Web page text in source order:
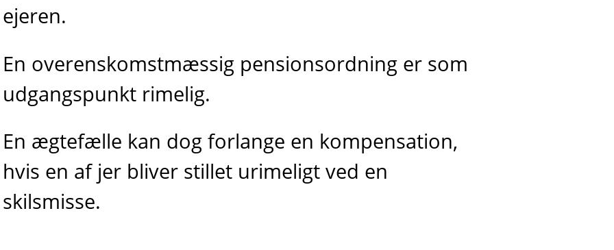
ejeren.
En overenskomstmæssig pensionsordning er som
udgangspunkt rimelig.
En ægtefælle kan dog forlange en kompensation,
hvis en af jer bliver stillet urimeligt ved en
skilsmisse.